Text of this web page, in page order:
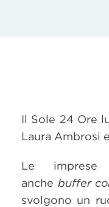
Il Sole 24 Ore
Laura Ambrosi
Le
anche buffer
svolgono un